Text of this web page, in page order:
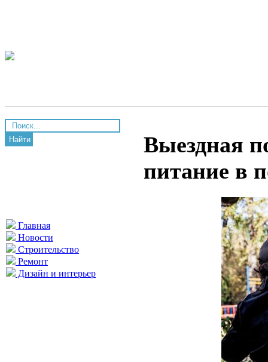
Найти
Главная
Новости
Строительство
Ремонт
Дизайн и интерьер
Выездная
питание в